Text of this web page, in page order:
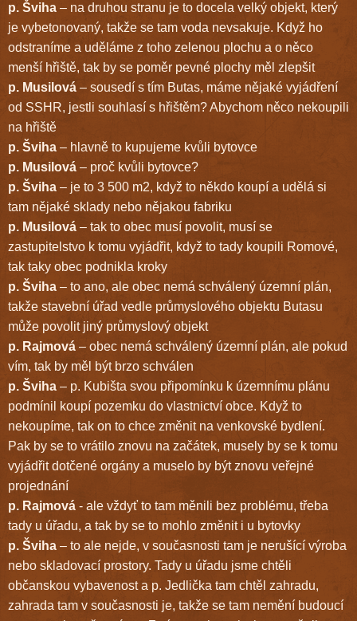
p. Šviha – na druhou stranu je to docela velký objekt, který
je vybetonovaný, takže se tam voda nevsakuje. Když ho
odstraníme a uděláme z toho zelenou plochu a o něco
menší hřiště, tak by se poměr pevné plochy měl zlepšit
p. Musilová – sousedí s tím Butas, máme nějaké vyjádření
od SSHR, jestli souhlasí s hřištěm? Abychom něco nekoupili
na hřiště
p. Šviha – hlavně to kupujeme kvůli bytovce
p. Musilová – proč kvůli bytovce?
p. Šviha – je to 3 500 m2, když to někdo koupí a udělá si
tam nějaké sklady nebo nějakou fabriku
p. Musilová – tak to obec musí povolit, musí se
zastupitelstvo k tomu vyjádřit, když to tady koupili Romové,
tak taky obec podnikla kroky
p. Šviha – to ano, ale obec nemá schválený územní plán,
takže stavební úřad vedle průmyslového objektu Butasu
může povolit jiný průmyslový objekt
p. Rajmová – obec nemá schválený územní plán, ale pokud
vím, tak by měl být brzo schválen
p. Šviha – p. Kubišta svou připomínku k územnímu plánu
podmínil koupí pozemku do vlastnictví obce. Když to
nekoupíme, tak on to chce změnit na venkovské bydlení.
Pak by se to vrátilo znovu na začátek, musely by se k tomu
vyjádřit dotčené orgány a muselo by být znovu veřejné
projednání
p. Rajmová - ale vždyť to tam měnili bez problému, třeba
tady u úřadu, a tak by se to mohlo změnit i u bytovky
p. Šviha – to ale nejde, v současnosti tam je nerušící výroba
nebo skladovací prostory. Tady u úřadu jsme chtěli
občanskou vybavenost a p. Jedlička tam chtěl zahradu,
zahrada tam v současnosti je, takže se tam nemění budoucí